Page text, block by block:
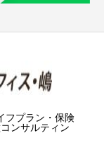
フプラン・保険
ンサルティン